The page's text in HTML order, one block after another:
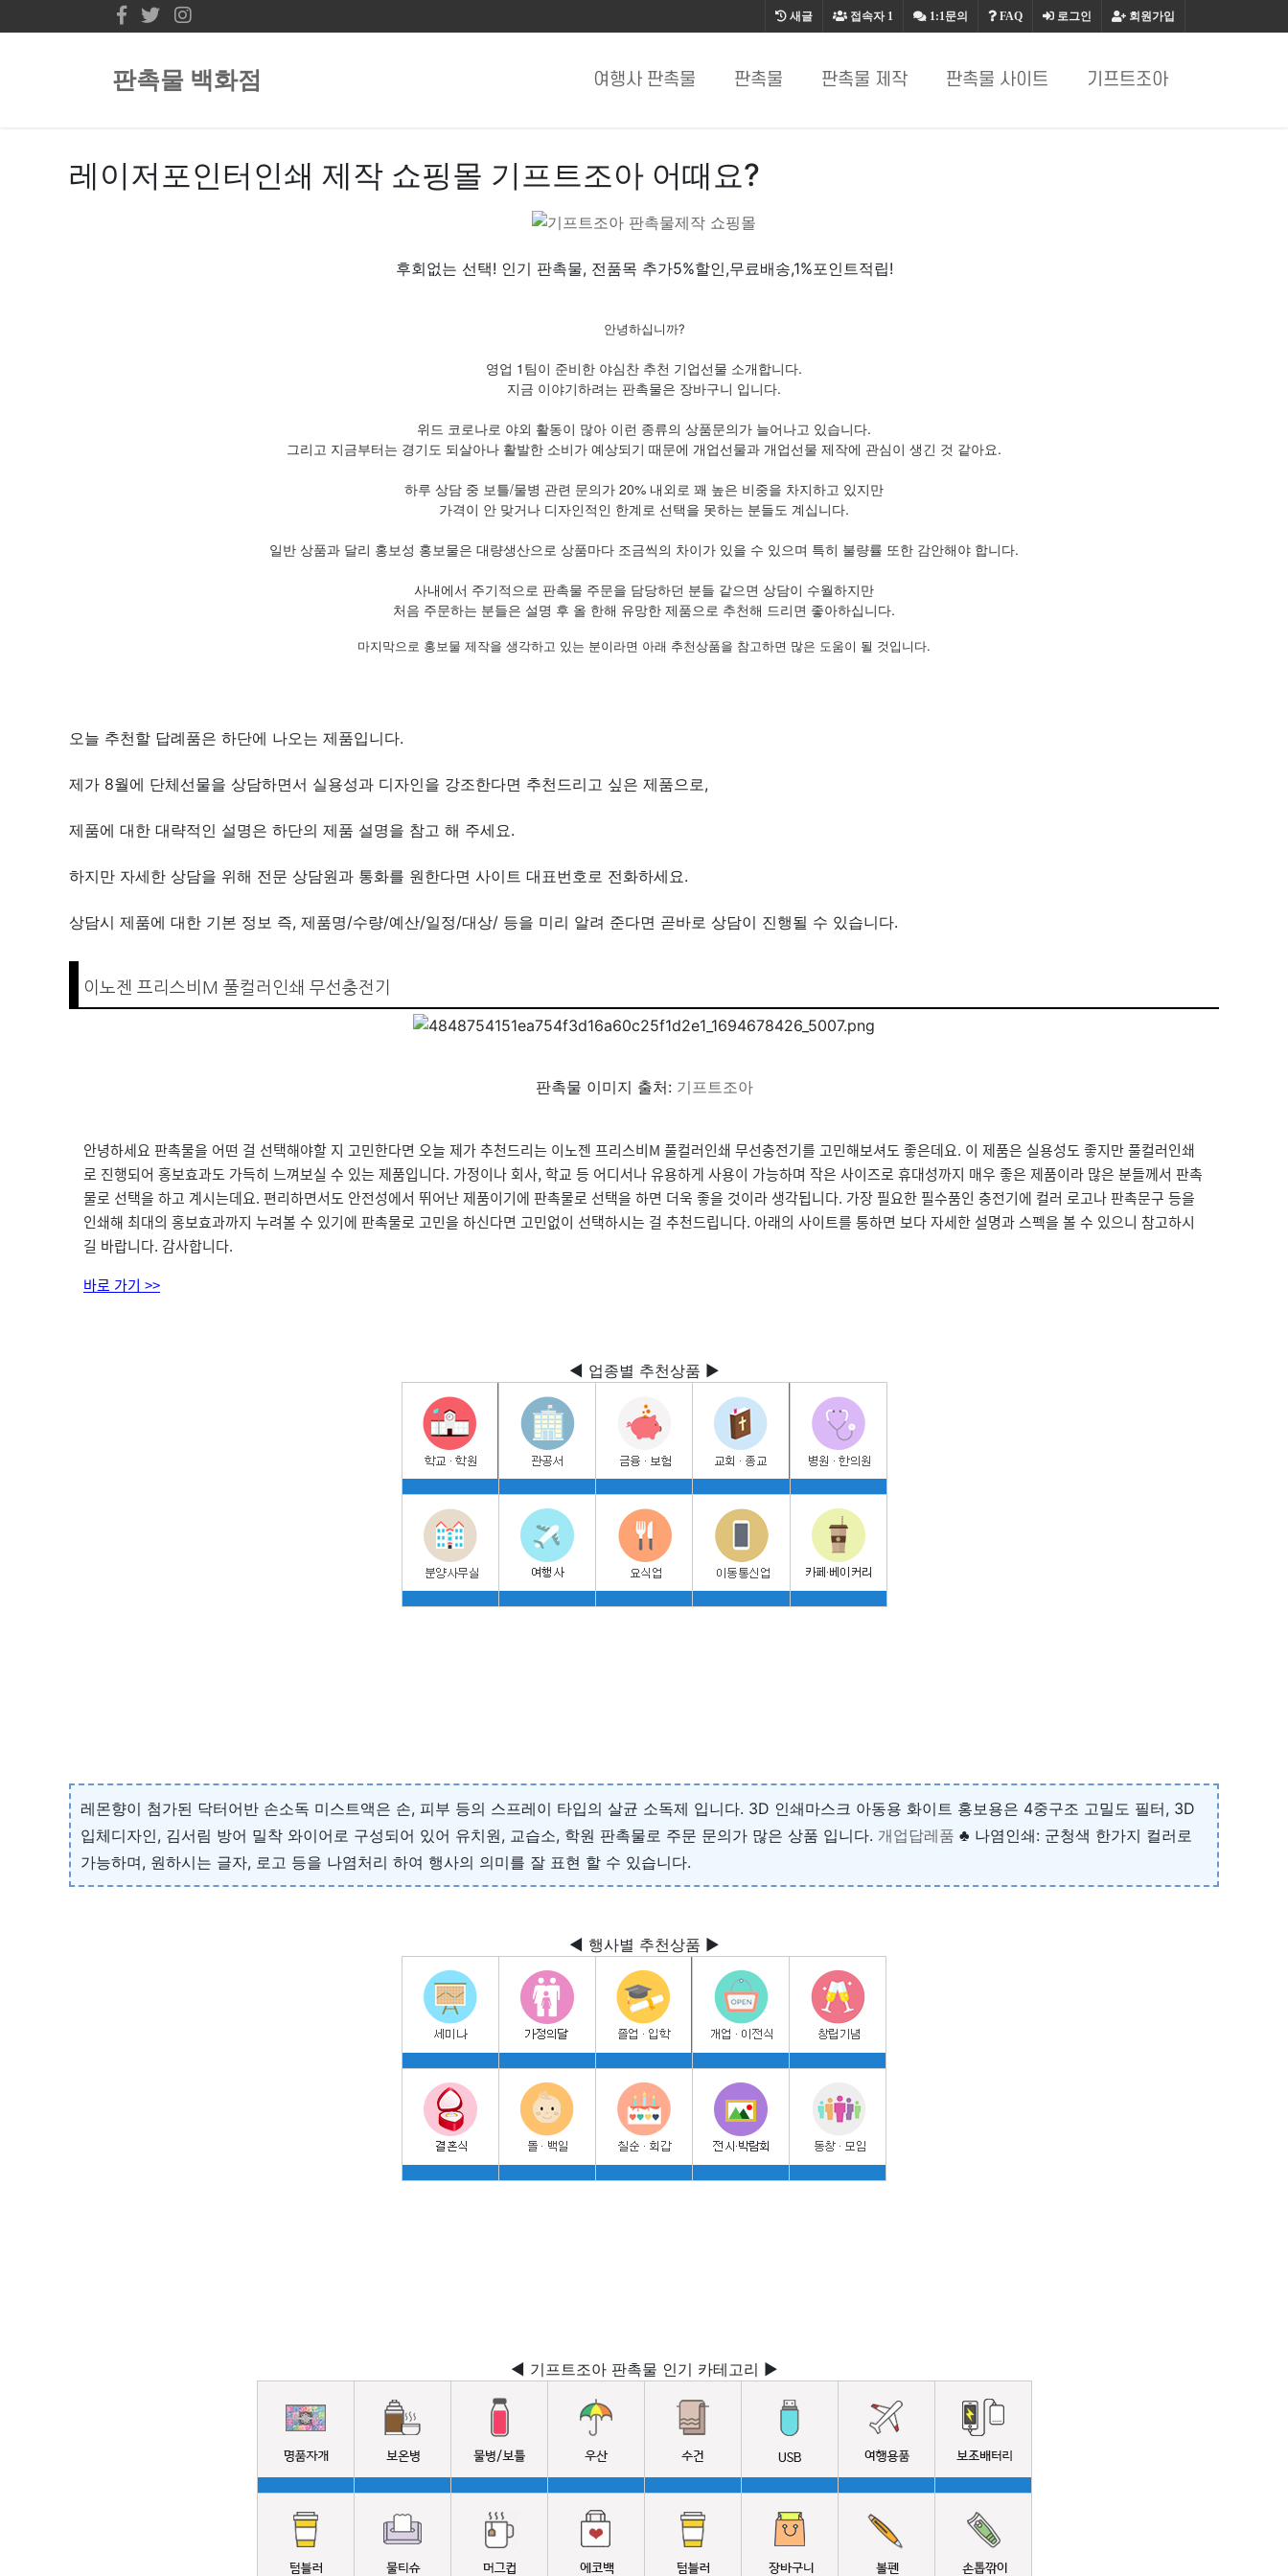
회원가입
로그인
FAQ
1:1문의
접속자1
새글
판촉물 백화점 여행사 판촉물 판촉물 판촉물 제작 판촉물 사이트 기프트조아
레이저포인터인쇄 제작 쇼핑몰 기프트조아 어때요?
후회없는 선택! 인기 판촉물, 전품목 추가5%할인,무료배송,1%포인트적립!
안녕하십니까?
영업 1팀이 준비한 야심찬 추천 기업선물 소개합니다.
지금 이야기하려는 판촉물은 장바구니 입니다.
위드 코로나로 야외 활동이 많아 이런 종류의 상품문의가 늘어나고 있습니다.
그리고 지금부터는 경기도 되살아나 활발한 소비가 예상되기 때문에 개업선물과 개업선물 제작에 관심이 생긴 것 같아요.
하루 상담 중 보틀/물병 관련 문의가 20% 내외로 꽤 높은 비중을 차지하고 있지만
가격이 안 맞거나 디자인적인 한계로 선택을 못하는 분들도 계십니다.
일반 상품과 달리 홍보성 홍보물은 대량생산으로 상품마다 조금씩의 차이가 있을 수 있으며 특히 불량률 또한 감안해야 합니다.
사내에서 주기적으로 판촉물 주문을 담당하던 분들 같으면 상담이 수월하지만
처음 주문하는 분들은 설명 후 올 한해 유망한 제품으로 추천해 드리면 좋아하십니다.
마지막으로 홍보물 제작을 생각하고 있는 분이라면 아래 추천상품을 참고하면 많은 도움이 될 것입니다.
오늘 추천할 답례품은 하단에 나오는 제품입니다.
제가 8월에 단체선물을 상담하면서 실용성과 디자인을 강조한다면 추천드리고 싶은 제품으로,
제품에 대한 대략적인 설명은 하단의 제품 설명을 참고 해 주세요.
하지만 자세한 상담을 위해 전문 상담원과 통화를 원한다면 사이트 대표번호로 전화하세요.
상담시 제품에 대한 기본 정보 즉, 제품명/수량/예산/일정/대상/ 등을 미리 알려 준다면 곧바로 상담이 진행될 수 있습니다.
이노젠 프리스비M 풀컬러인쇄 무선충전기
판촉물 이미지 출처: 기프트조아
안녕하세요 판촉물을 어떤 걸 선택해야할 지 고민한다면 오늘 제가 추천드리는 이노젠 프리스비M 풀컬러인쇄 무선충전기를 고민해보셔도 좋은데요. 이 제품은 실용성도 좋지만 풀컬러인쇄
로 진행되어 홍보효과도 가득히 느껴보실 수 있는 제품입니다. 가정이나 회사, 학교 등 어디서나 유용하게 사용이 가능하며 작은 사이즈로 휴대성까지 매우 좋은 제품이라 많은 분들께서 판촉
물로 선택을 하고 계시는데요. 편리하면서도 안전성에서 뛰어난 제품이기에 판촉물로 선택을 하면 더욱 좋을 것이라 생각됩니다. 가장 필요한 필수품인 충전기에 컬러 로고나 판촉문구 등을
인쇄해 최대의 홍보효과까지 누려볼 수 있기에 판촉물로 고민을 하신다면 고민없이 선택하시는 걸 추천드립니다. 아래의 사이트를 통하면 보다 자세한 설명과 스펙을 볼 수 있으니 참고하시
길 바랍니다. 감사합니다.
바로 가기 >>
◀ 업종별 추천상품 ▶
레몬향이 첨가된 닥터어반 손소독 미스트액은 손, 피부 등의 스프레이 타입의 살균 소독제 입니다. 3D 인쇄마스크 아동용 화이트 홍보용은 4중구조 고밀도 필터, 3D
입체디자인, 김서림 방어 밀착 와이어로 구성되어 있어 유치원, 교습소, 학원 판촉물로 주문 문의가 많은 상품 입니다. 개업답레품 ♣ 나염인쇄: 군청색 한가지 컬러로
가능하며, 원하시는 글자, 로고 등을 나염처리 하여 행사의 의미를 잘 표현 할 수 있습니다.
◀ 행사별 추천상품 ▶
◀ 기프트조아 판촉물 인기 카테고리 ▶